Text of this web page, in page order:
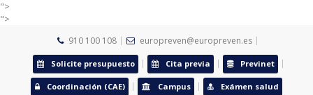
">
">
910 100 108 europreven@europreven.es
Solicite presupuesto Cita previa Previnet
Coordinación (CAE) Campus Exámen salud